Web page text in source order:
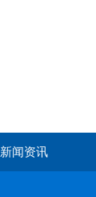
新闻资讯